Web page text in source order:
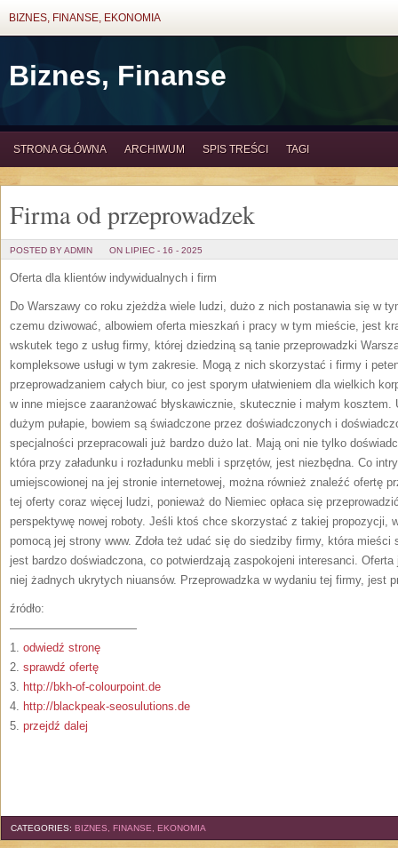
BIZNES, FINANSE, EKONOMIA
Biznes, Finanse
STRONA GŁÓWNA ARCHIWUM SPIS TREŚCI TAGI
Firma od przeprowadzek
POSTED BY ADMIN ON LIPIEC - 16 - 2025
Oferta dla klientów indywidualnych i firm
Do Warszawy co roku zjeżdża wiele ludzi, dużo z nich postanawia się w
czemu dziwować, albowiem oferta mieszkań i pracy w tym mieście, jest
wskutek tego z usług firmy, której dziedziną są tanie przeprowadzki
kompleksowe usługi w tym zakresie. Mogą z nich skorzystać i firmy i
przeprowadzaniem całych biur, co jest sporym ułatwieniem dla wielkich
w inne miejsce zaaranżować błyskawicznie, skutecznie i małym kosztem.
dużym pułapie, bowiem są świadczone przez doświadczonych i
specjalności przepracowali już bardzo dużo lat. Mają oni nie tylko
która przy załadunku i rozładunku mebli i sprzętów, jest niezbędna. Co
umiejscowionej na jej stronie internetowej, można również znaleźć ofertę
tej oferty coraz więcej ludzi, ponieważ do Niemiec opłaca się
perspektywę nowej roboty. Jeśli ktoś chce skorzystać z takiej propozycji,
pomocą jej strony www. Zdoła też udać się do siedziby firmy, która
jest bardzo doświadczona, co potwierdzają zaspokojeni interesanci.
niej żadnych ukrytych niuansów. Przeprowadzka w wydaniu tej firmy, jest
źródło:
———————————
1. odwiedź stronę
2. sprawdź ofertę
3. http://bkh-of-colourpoint.de
4. http://blackpeak-seosulutions.de
5. przejdź dalej
CATEGORIES: BIZNES, FINANSE, EKONOMIA